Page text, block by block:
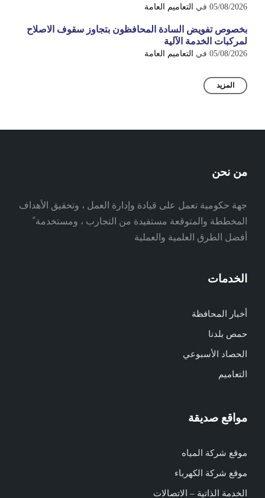
05/08/2026 في التعاميم العامة
بخصوص تفويض السادة المحافظون بتجاوز سقوف الاصلاح
لمركبات الخدمة الآلية
05/08/2026 في التعاميم العامة
المزيد
من نحن
جهة حكومية تعمل على قيادة وإدارة العمل ، وتحقيق الأهداف
المخططة والمتوقعة مستفيدة من التجارب ، ومستخدمة ً
أفضل الطرق العلمية والعملية
الخدمات
أخبار المحافظة
حمص بلدنا
الحصاد الأسبوعي
التعاميم
مواقع صديقة
موقع شركة المياه
موقع شركة الكهرباء
الخدمة الذاتية – الاتصالات